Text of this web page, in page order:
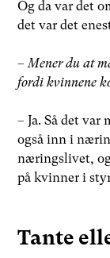
Og da var det
det var det
–Mener du at
fordi kvinnene
– Ja. Så det
også inn i
næringslivet, og
på kvinner i
Tante